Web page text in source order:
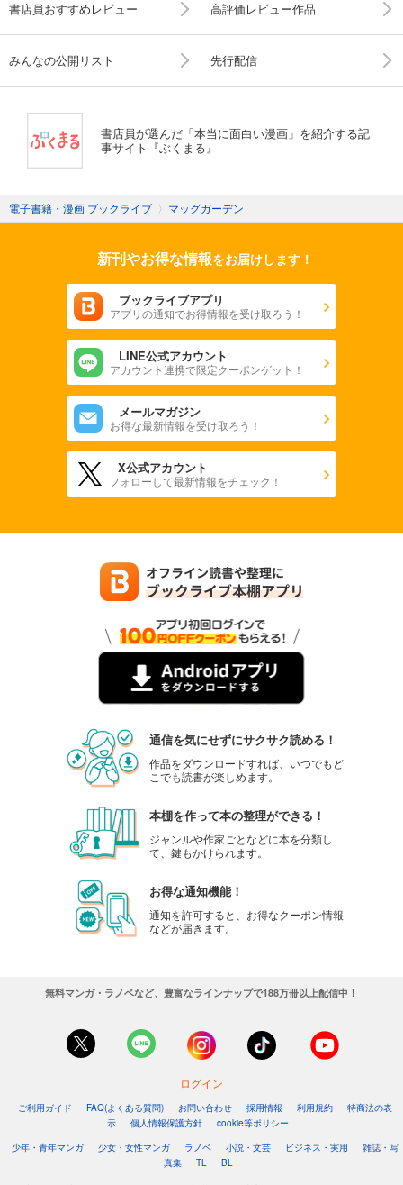
書店員おすすめレビュー 高評価レビュー作品
みんなの公開リスト 先行配信
書店員が選んだ「本当に面白い漫画」を紹介する記
事サイト『ぶくまる』
電子書籍・漫画 ブックライブ 〉 マッグガーデン
新刊やお得な情報をお届けします！
ブックライブアプリ
アプリの通知でお得情報を受け取ろう！
LINE公式アカウント
アカウント連携で限定クーポンゲット！
メールマガジン
お得な最新情報を受け取ろう！
X公式アカウント
フォローして最新情報をチェック！
通信を気にせずにサクサク読める！
作品をダウンロードすれば、いつでもど
こでも読書が楽しめます。
本棚を作って本の整理ができる！
ジャンルや作家ごとなどに本を分類し
て、鍵もかけられます。
お得な通知機能！
通知を許可すると、お得なクーポン情報
などが届きます。
無料マンガ・ラノベなど、豊富なラインナップで188万冊以上配信中！
ログイン
ご利用ガイド FAQ(よくある質問) お問い合わせ 採用情報 利用規約
特商法の表
示
個人情報保護方針
cookie等ポリシー
少年・青年マンガ
少女・女性マンガ ラノベ 小説・文芸 ビジネス・実用
雑誌・写
真集
TL BL